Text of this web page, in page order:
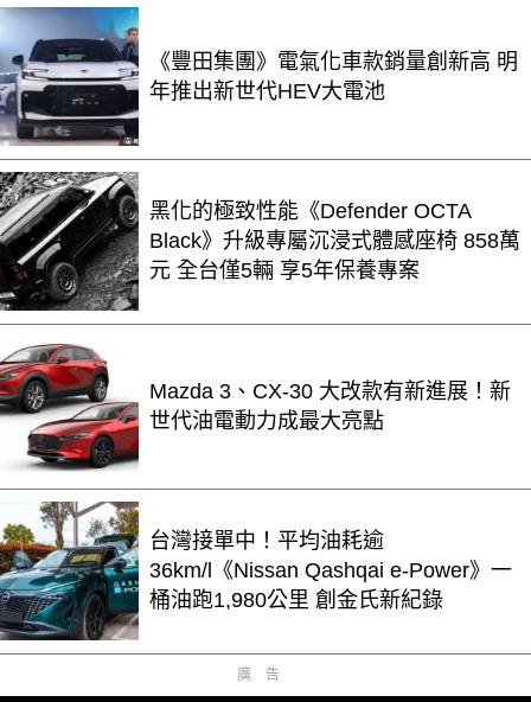
《豐田集團》電氣化車款銷量創新高 明
年推出新世代HEV大電池
黑化的極致性能《Defender OCTA
Black》升級專屬沉浸式體感座椅 858萬
元 全台僅5輛 享5年保養專案
Mazda 3、CX-30 大改款有新進展！新
世代油電動力成最大亮點
台灣接單中！平均油耗逾
36km/l《Nissan Qashqai e-Power》一
桶油跑1,980公里 創金氏新紀錄
廣告